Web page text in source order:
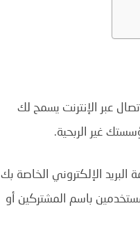
عبر الإنترنت يسمح لك
غير الربحية.
الإلكتروني الخاصة بك
باسم المشتركين أو